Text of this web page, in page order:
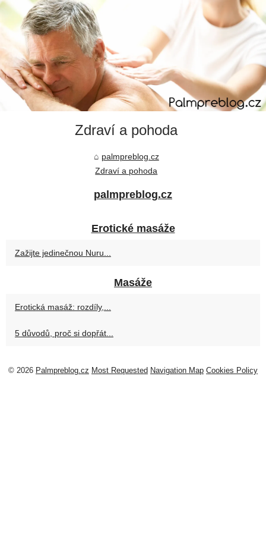
Zdraví a pohoda
palmpreblog.cz
Zdraví a pohoda
palmpreblog.cz
Erotické masáže
Zažijte jedinečnou Nuru...
Masáže
Erotická masáž: rozdíly,...
5 důvodů, proč si dopřát...
© 2026 Palmpreblog.cz Most Requested Navigation Map Cookies Policy